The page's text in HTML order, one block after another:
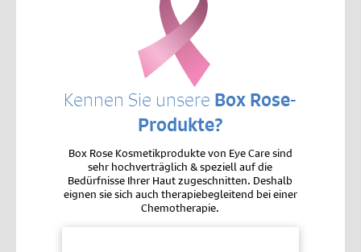
Kennen Sie unsere Box Rose-
Produkte?
Box Rose Kosmetikprodukte von Eye Care sind
sehr hochverträglich & speziell auf die
Bedürfnisse Ihrer Haut zugeschnitten. Deshalb
eignen sie sich auch therapiebegleitend bei einer
Chemotherapie.